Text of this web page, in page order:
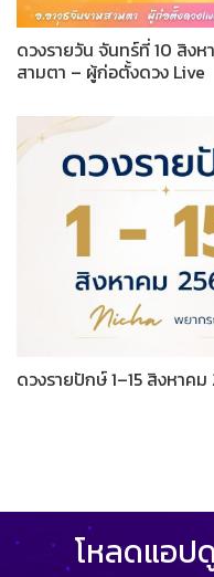
ดวงรายวัน จันทร์ที่ 10 สิง
สามตา – ผู้ก่อตั้งดวง Live
ดวงรายปักษ์ 1–15 สิงหา
โหลดแอป